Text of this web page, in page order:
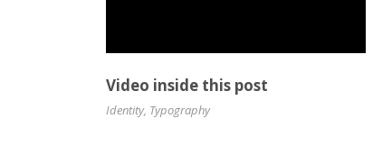
Video inside this post
Identity, Typography